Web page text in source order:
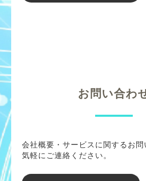
お問い合わ
会社概要・サービスに関するお
気軽にご連絡ください。